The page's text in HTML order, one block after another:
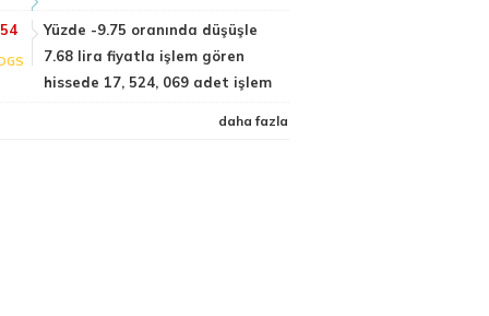
Yüzde -9.75 oranında düşüşle
7.68 lira fiyatla işlem gören
hissede 17, 524, 069 adet işlem
daha fazla